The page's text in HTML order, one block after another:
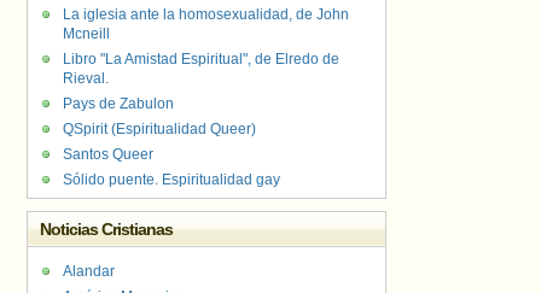
La iglesia ante la homosexualidad, de John
Mcneill
Libro "La Amistad Espiritual", de Elredo de
Rieval.
Pays de Zabulon
QSpirit (Espiritualidad Queer)
Santos Queer
Sólido puente. Espiritualidad gay
Noticias Cristianas
Alandar